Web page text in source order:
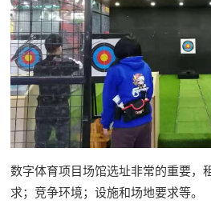
数字体育项目场馆选址非常的重要，
求；竞争环境；设施和场地要求等。